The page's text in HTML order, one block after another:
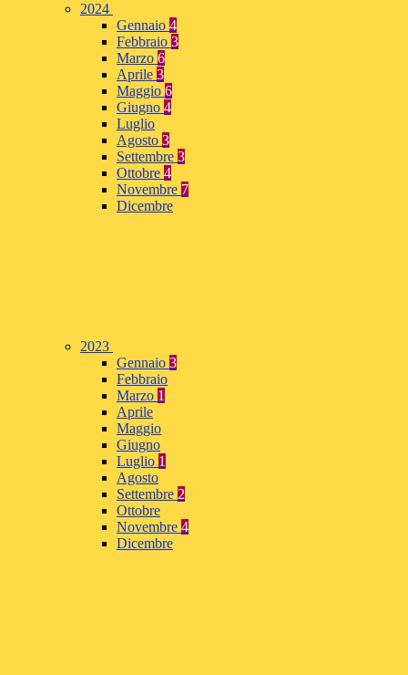
2024
Gennaio 4
Febbraio 3
Marzo 6
Aprile 3
Maggio 6
Giugno 4
Luglio
Agosto 3
Settembre 3
Ottobre 4
Novembre 7
Dicembre
2023
Gennaio 3
Febbraio
Marzo 1
Aprile
Maggio
Giugno
Luglio 1
Agosto
Settembre 2
Ottobre
Novembre 4
Dicembre